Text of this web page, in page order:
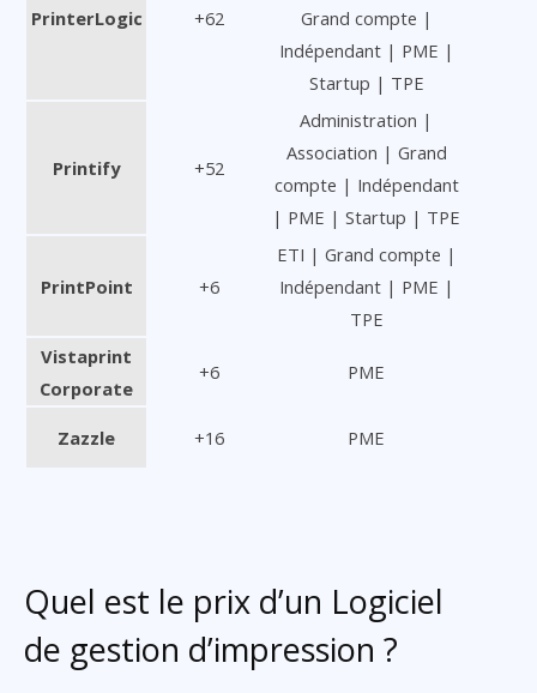
PrinterLogic +62
Grand compte |
Indépendant | PME |
Startup | TPE
Printify +52
Administration |
Association | Grand
compte | Indépendant
| PME | Startup | TPE
PrintPoint +6
ETI | Grand compte |
Indépendant | PME |
TPE
Vistaprint
Corporate
+6 PME
Zazzle +16 PME
Quel est le prix d’un Logiciel
de gestion d’impression ?